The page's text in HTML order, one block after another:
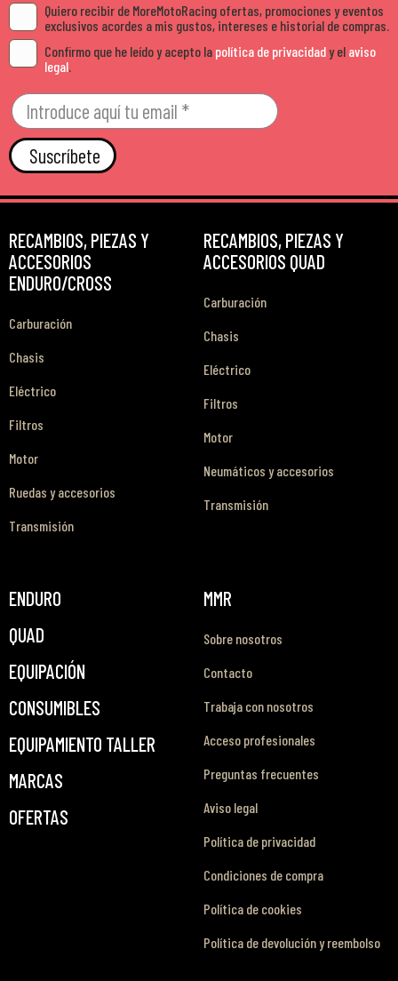
Quiero recibir de MoreMotoRacing ofertas, promociones y eventos
exclusivos acordes a mis gustos, intereses e historial de compras.
Confirmo que he leído y acepto la política de privacidady el aviso
legal
Suscríbete
RECAMBIOS, PIEZAS Y
ACCESORIOS
ENDURO/CROSS
Carburación
Chasis
Eléctrico
Filtros
Motor
Ruedas y accesorios
Transmisión
RECAMBIOS, PIEZAS Y
ACCESORIOS QUAD
Carburación
Chasis
Eléctrico
Filtros
Motor
Neumáticos y accesorios
Transmisión
ENDURO
QUAD
EQUIPACIÓN
CONSUMIBLES
EQUIPAMIENTO TALLER
MARCAS
OFERTAS
MMR
Sobre nosotros
Contacto
Trabaja con nosotros
Acceso profesionales
Preguntas frecuentes
Aviso legal
Política de privacidad
Condiciones de compra
Política de cookies
Política de devolución y reembolso